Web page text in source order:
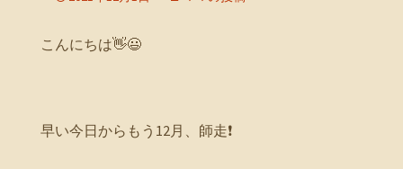
こんにちは👋😃
早い今日からもう12月、師走❗